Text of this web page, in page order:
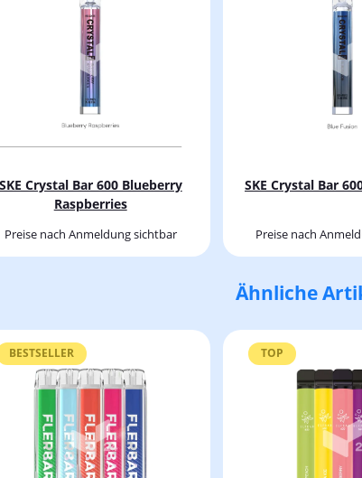
SKE Crystal Bar 600 Blueberry
Raspberries
Preise nach Anmeldung sichtbar
SKE Crystal Bar
Preise nach
Ähnliche
BESTSELLER TOP